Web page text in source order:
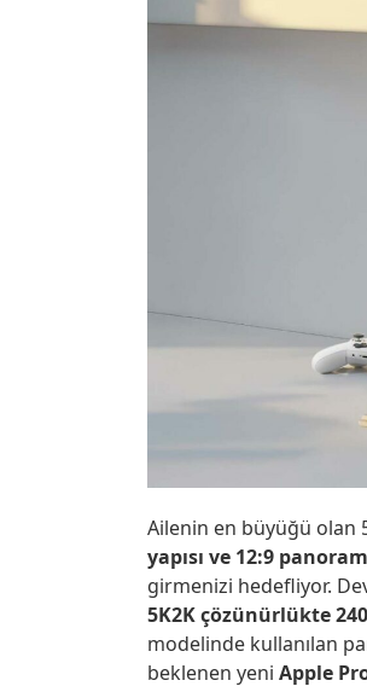
Ailenin en büyüğü olan
yapısı ve 12:9
girmenizi hedefliyor.
5K2K çözünürlükte
modelinde kullanılan
beklenen yeni Apple